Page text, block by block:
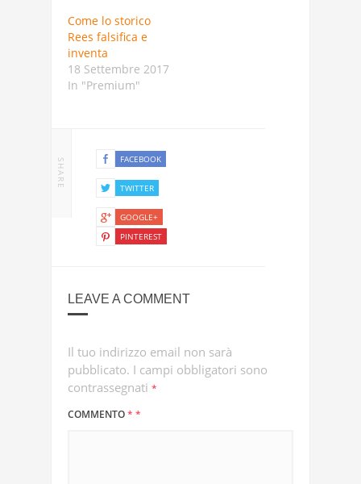
Come lo storico
Rees falsifica e
inventa
18 Settembre 2017
In "Premium"
SHARE FACEBOOK
TWITTER
GOOGLE+
PINTEREST
LEAVE A COMMENT
Il tuo indirizzo email non sarà
pubblicato. I campi obbligatori sono
contrassegnati *
COMMENTO* *